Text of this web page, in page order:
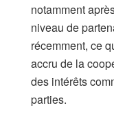
notamment
niveau de
récemment, ce
accru de la
des intérêts
parties.